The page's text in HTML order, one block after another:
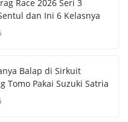
Race 2026 Seri 3
dan Ini 6 Kelasnya
Balap di Sirkuit
Tomo Pakai Suzuki Satria